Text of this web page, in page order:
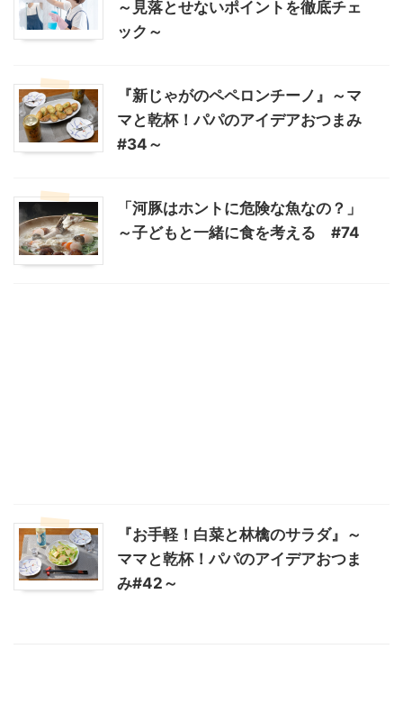
～見落とせないポイントを徹底チェ
ック～
『新じゃがのペペロンチーノ』～マ
マと乾杯！パパのアイデアおつまみ
#34～
「河豚はホントに危険な魚なの？」
～子どもと一緒に食を考える #74
『お手軽！白菜と林檎のサラダ』～
ママと乾杯！パパのアイデアおつま
み#42～